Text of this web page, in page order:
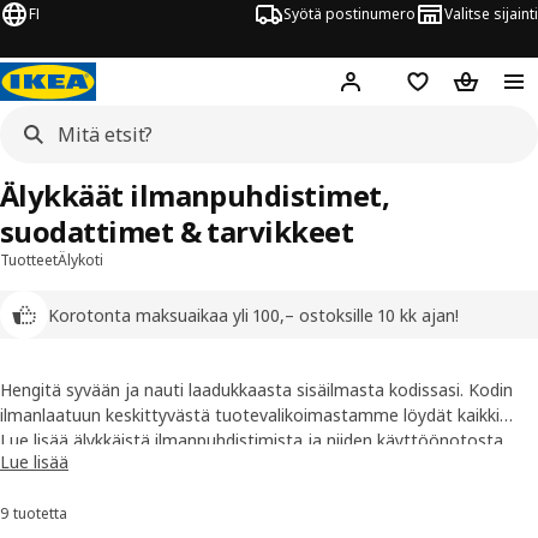
FI Syötä postinumero Valitse sijainti
Hej! Kirjaudu sisään
Suosikit
TuotteetÄlykoti
Korotonta maksuaikaa yli 100,– ostoksille 10 kk ajan!
Älykkäät ilmanpuhdistimet,
suodattimet & tarvikkeet
Hengitä syvään ja nauti laadukkaasta sisäilmasta kodissasi. Kodin
ilmanlaatuun keskittyvästä tuotevalikoimastamme löydät kaikki
tarvittavat tuotteet kotisi sisäilman parantamiseen.
Ilmanlaaduntunnistimet valvovat kotisi ilmanlaatua, ja
epäpuhtauksista. Voit ohjata tuotteita manuaalisesti tai IKEA Home
Lue lisää älykkäistä ilmanpuhdistimista ja niiden käyttöönotosta
ilmanpuhdistimien tuotetukisivultamme!
Lue lisää
Lajittele ja suodata
9 tuotetta